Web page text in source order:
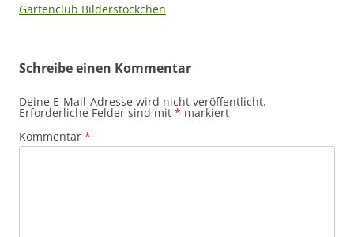
Gartenclub Bilderstöckchen
Schreibe einen Kommentar
Deine E-Mail-Adresse wird nicht veröffentlicht.
Erforderliche Felder sind mit * markiert
Kommentar *